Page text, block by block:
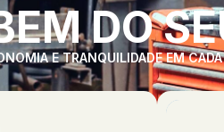
DO
E TRANQUILIDADE EM